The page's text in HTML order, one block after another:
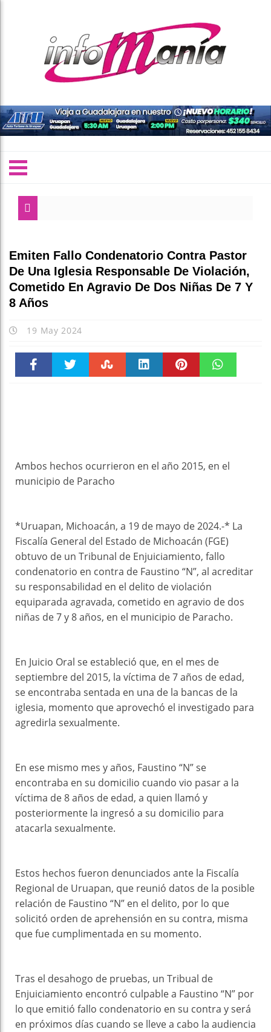
Emiten Fallo Condenatorio Contra Pastor
De Una Iglesia Responsable De Violación,
Cometido En Agravio De Dos Niñas De 7 Y
8 Años
19 May 2024
Ambos hechos ocurrieron en el año 2015, en el
municipio de Paracho
*Uruapan, Michoacán, a 19 de mayo de 2024.-* La
Fiscalía General del Estado de Michoacán (FGE)
obtuvo de un Tribunal de Enjuiciamiento, fallo
condenatorio en contra de Faustino “N”, al acreditar
su responsabilidad en el delito de violación
equiparada agravada, cometido en agravio de dos
niñas de 7 y 8 años, en el municipio de Paracho.
En Juicio Oral se estableció que, en el mes de
septiembre del 2015, la víctima de 7 años de edad,
se encontraba sentada en una de la bancas de la
iglesia, momento que aprovechó el investigado para
agredirla sexualmente.
En ese mismo mes y años, Faustino “N” se
encontraba en su domicilio cuando vio pasar a la
víctima de 8 años de edad, a quien llamó y
posteriormente la ingresó a su domicilio para
atacarla sexualmente.
Estos hechos fueron denunciados ante la Fiscalía
Regional de Uruapan, que reunió datos de la posible
relación de Faustino “N” en el delito, por lo que
solicitó orden de aprehensión en su contra, misma
que fue cumplimentada en su momento.
Tras el desahogo de pruebas, un Tribual de
Enjuiciamiento encontró culpable a Faustino “N” por
lo que emitió fallo condenatorio en su contra y será
en próximos días cuando se lleve a cabo la audiencia